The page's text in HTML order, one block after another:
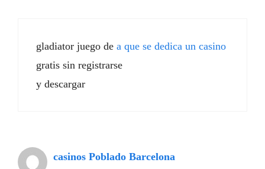
gladiator juego de a que se dedica un casino
gratis sin registrarse
y descargar
casinos Poblado Barcelona